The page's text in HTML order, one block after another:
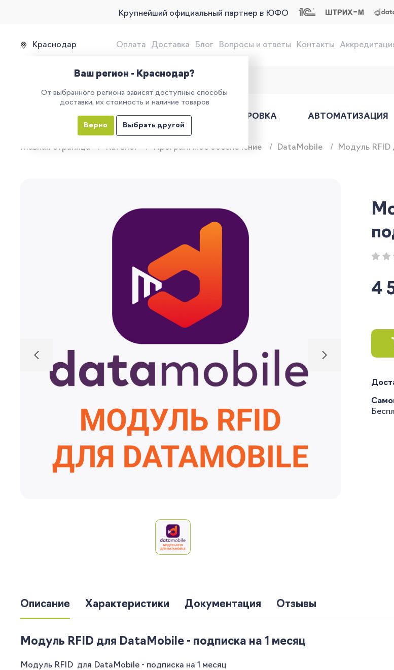
Крупнейший официальный партнер в ЮФО
Краснодар Оплата Доставка Блог Вопросы и ответы Контакты
Продажа, подключение и обслуживание онлайн-касс
УСЛУГИ ЕГАИС МАРКИРОВКА АВТОМАТИЗАЦИЯ
Главная страница Каталог Программное обеспечение DataMobile Модуль RFID
4
Описание Характеристики Документация Отзывы
Модуль RFID для DataMobile - подписка на 1 месяц
Модуль RFID для DataMobile - подписка на 1 месяц
Ваш регион - Краснодар?
От выбранного региона зависят доступные способы
доставки, их стоимость и наличие товаров
Верно Выбрать другой